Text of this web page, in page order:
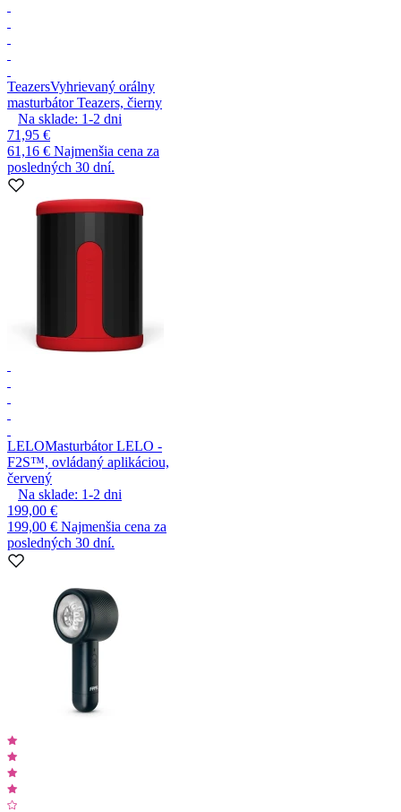
TeazersVyhrievaný orálny
masturbátor Teazers, čierny
Na sklade: 1-2 dni
71,95 €
61,16 € Najmenšia cena za
posledných 30 dní.
LELOMasturbátor LELO -
F2S™, ovládaný aplikáciou,
červený
Na sklade: 1-2 dni
199,00 €
199,00 € Najmenšia cena za
posledných 30 dní.